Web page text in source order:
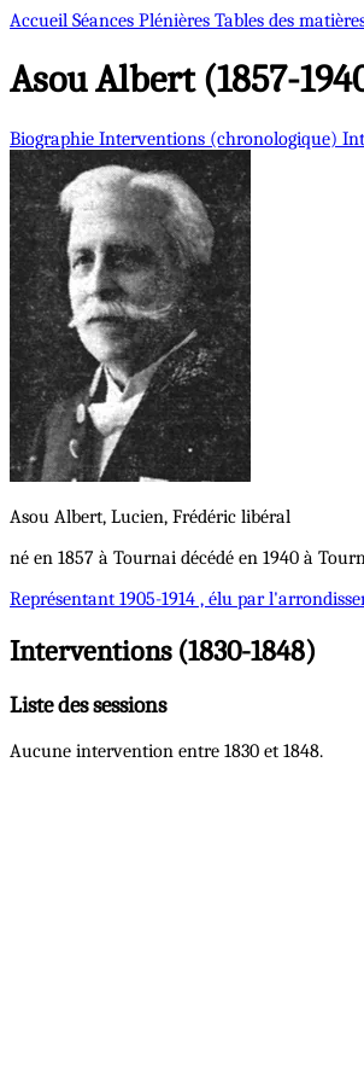
Accueil Séances Plénières Tables des
AsouAlbert (1857-
Biographie Interventions (chronologique)
Asou Albert, Lucien, Frédéric libéral
né en 1857 à Tournai décédé en 1940 à
Représentant 1905-1914 , élu par
Interventions (1830-1848)
Liste des sessions
Aucune intervention entre 1830 et 1848.